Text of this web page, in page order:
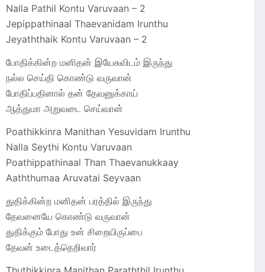
Nalla Pathil Kontu Varuvaan – 2
Jepippathinaal Thaevanidam Irunthu
Jeyaththaik Kontu Varuvaan – 2
போதிக்கின்ற மனிதன் இயேசுவிடம் இருந்து
நல்ல செய்தி கொண்டு வருவான்
போதிப்பதினால் தன் தேவனுக்காய்
ஆத்துமா அறுவடை செய்வான்
Poathikkinra Manithan Yesuvidam Irunthu
Nalla Seythi Kontu Varuvaan
Poathippathinaal Than Thaevanukkaay
Aaththumaa Aruvatai Seyvaan
துதிக்கின்ற மனிதன் பரத்தில் இருந்து
தேவனையே கொண்டு வருவான்
துதிக்கும் போது உன் சிறையிருப்பை
தேவன் உடைத்தெறிவார்